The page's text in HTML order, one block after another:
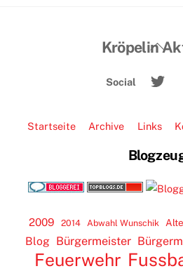
Back
Top
Kröpelin
Social
Startseite Archive Links
2009 2014 Abwahl Wunschik
Blog Bürgermeister
Feuerwehr